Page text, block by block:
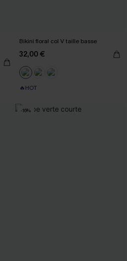
Bikini floral col V taille basse
32,00 €
🔥HOT
-16%